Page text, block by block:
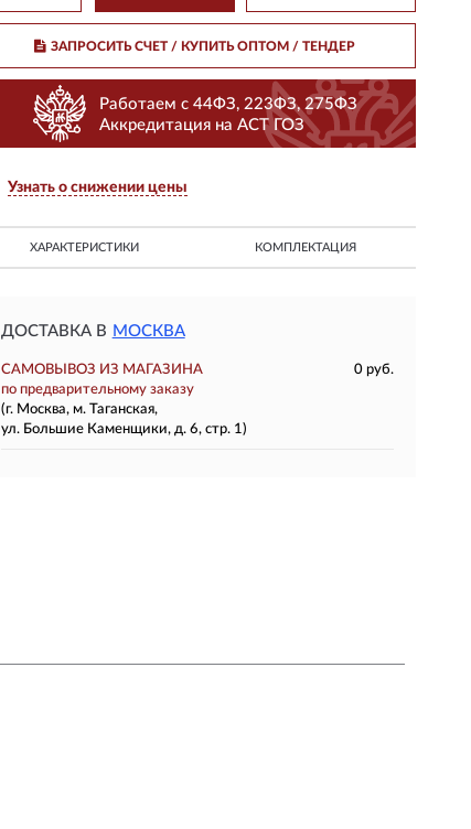
ЗАПРОСИТЬ СЧЕТ / КУПИТЬ ОПТОМ/ ТЕНДЕР
Работаем с 44ФЗ, 223ФЗ, 275ФЗ
Аккредитация на АСТ ГОЗ
Узнать о снижении цены
ХАРАКТЕРИСТИКИ КОМПЛЕКТАЦИЯ
ДОСТАВКА В МОСКВА
САМОВЫВОЗ ИЗ МАГАЗИНА
0 руб.
по предварительному заказу
(г. Москва, м. Таганская,
ул. Большие Каменщики, д. 6, стр. 1)